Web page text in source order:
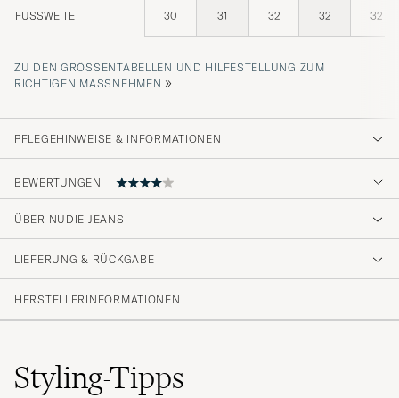
FUSSWEITE 30 31 32 32 32
ZU DEN GRÖSSENTABELLEN UND HILFESTELLUNG ZUM R
ICHTIGEN MASSNEHMEN
»
PFLEGEHINWEISE & INFORMATIONEN
BEWERTUNGEN
otroligt behagliga jeans
BENJAMIN S GEKAUFT AM AUF CAREOFCARL.SE
ÜBER NUDIE JEANS
LIEFERUNG & RÜCKGABE
HERSTELLERINFORMATIONEN
Styling-Tipps